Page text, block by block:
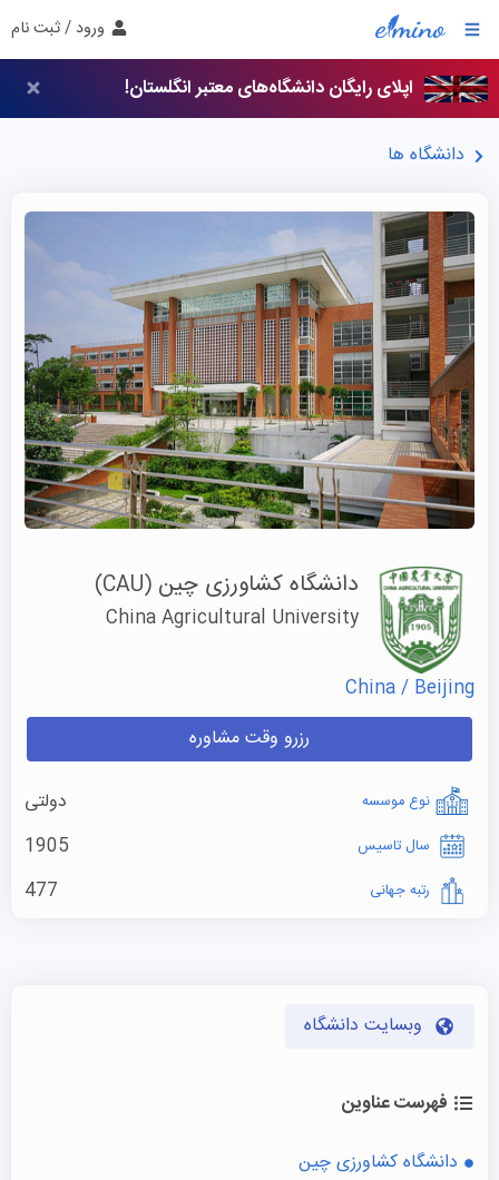
ورود / ثبت نام
اپلای رایگان دانشگاه‌های معتبر انگلستان!
دانشگاه ها
دانشگاه کشاورزی چین (CAU)
China Agricultural University
China / Beijing
رزرو وقت مشاوره
نوع موسسه دولتی
سال تاسیس 1905
رتبه جهانی 477
وبسایت دانشگاه
فهرست عناوین
دانشگاه کشاورزی چین